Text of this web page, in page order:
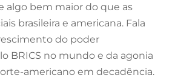
algo bem maior do que as
brasileira e americana. Fala
do poder
BRICS no mundo e da agonia
americano em decadência.